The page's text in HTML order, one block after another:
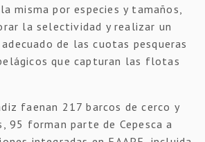
misma por especies y tamaños,
la selectividad y realizar un
de las cuotas pesqueras
que capturan las flotas
faenan 217 barcos de cerco y
95 forman parte de Cepesca a